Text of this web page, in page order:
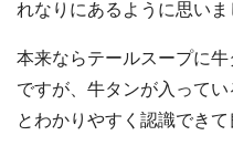
れなりにあるように思いま
本来ならテールスープに
ですが、牛タンが入って
とわかりやすく認識できて